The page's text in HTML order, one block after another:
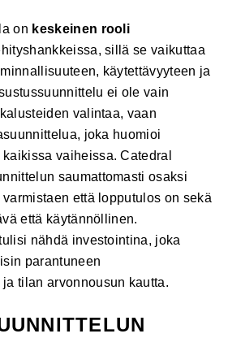
on keskeinen rooli
sillä se vaikuttaa
käytettävyyteen ja
ei ole vain
valintaa, vaan
joka huomioi
vaiheissa. Catedral
saumattomasti osaksi
että lopputulos on sekä
että käytännöllinen.
nähdä investointina, joka
parantuneen
tilan arvonnousun kautta.